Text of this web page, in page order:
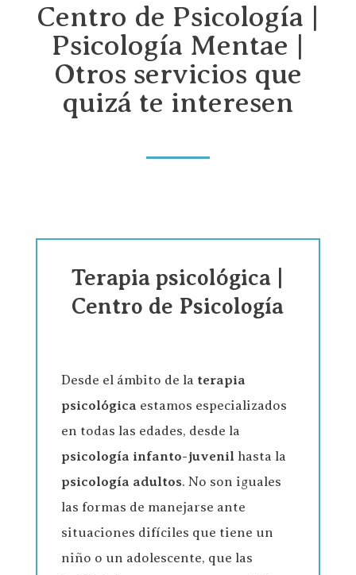
Centro de Psicología |
Psicología Mentae |
Otros servicios que
quizá te interesen
Terapia psicológica |
Centro de Psicología
Desde el ámbito de la terapia
psicológica estamos especializados
en todas las edades, desde la
psicología infanto-juvenilhasta la
psicología adultos. No son iguales
las formas de manejarse ante
situaciones difíciles que tiene un
niño o un adolescente, que las